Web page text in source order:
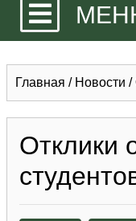
Главная / Новости /
Отклики